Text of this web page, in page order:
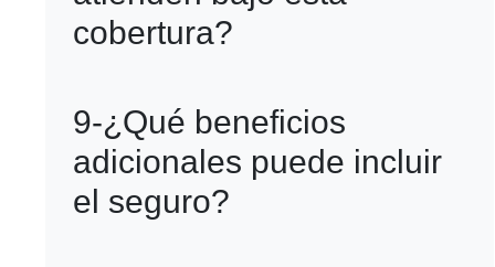
espera antes de otorgar cobertura.
cobertura?
especializados en trasplantes son los
principales médicos cubiertos por este
seguro.
9-¿Qué beneficios
adicionales puede incluir
el seguro?